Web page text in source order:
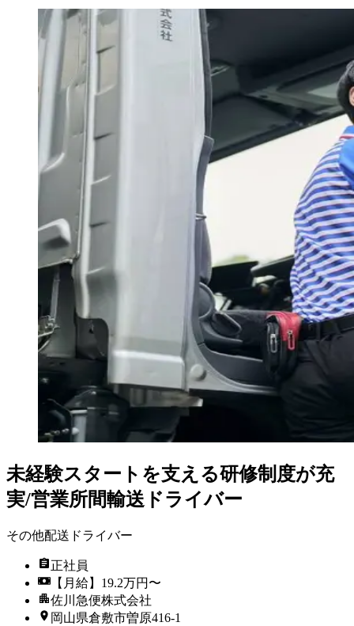
未経験スタートを支える研修制度が充
実/営業所間輸送ドライバー
その他配送ドライバー
正社員
【月給】19.2万円〜
佐川急便株式会社
岡山県倉敷市曽原416-1